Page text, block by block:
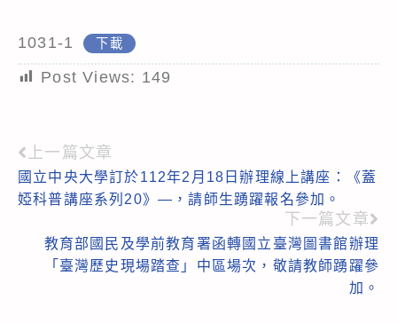
1031-1 下載
Post Views: 149
Read
more
上一篇文章
國立中央大學訂於112年2月18日辦理線上講座：《蓋
婭科普講座系列20》—，請師生踴躍報名參加。
下一篇文章
教育部國民及學前教育署函轉國立臺灣圖書館辦理
「臺灣歷史現場踏查」中區場次，敬請教師踴躍參
加。